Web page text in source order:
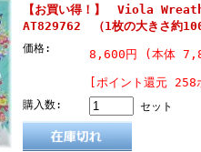
【お買い得！】 Viola
AT829762 （1枚の大きさ約
価格: 8,600円 (本体
[ポイント還元 258
購入数: セット